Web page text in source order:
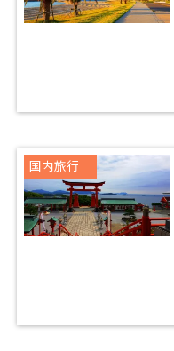
国内旅行